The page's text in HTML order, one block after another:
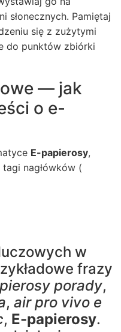
słonecznych. Pamiętaj
się z zużytymi
do punktów zbiórki
— jak
o e-
E-papierosy,
nagłówków (
w
frazy
porady,
, air pro vivo e
, E-papierosy.